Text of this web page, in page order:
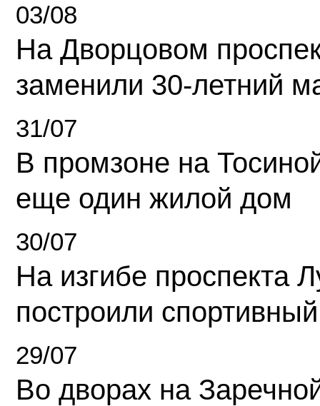
03/08
На Дворцовом
заменили 30-летний
31/07
В промзоне на
еще один жилой дом
30/07
На изгибе проспекта
построили
29/07
Во дворах на